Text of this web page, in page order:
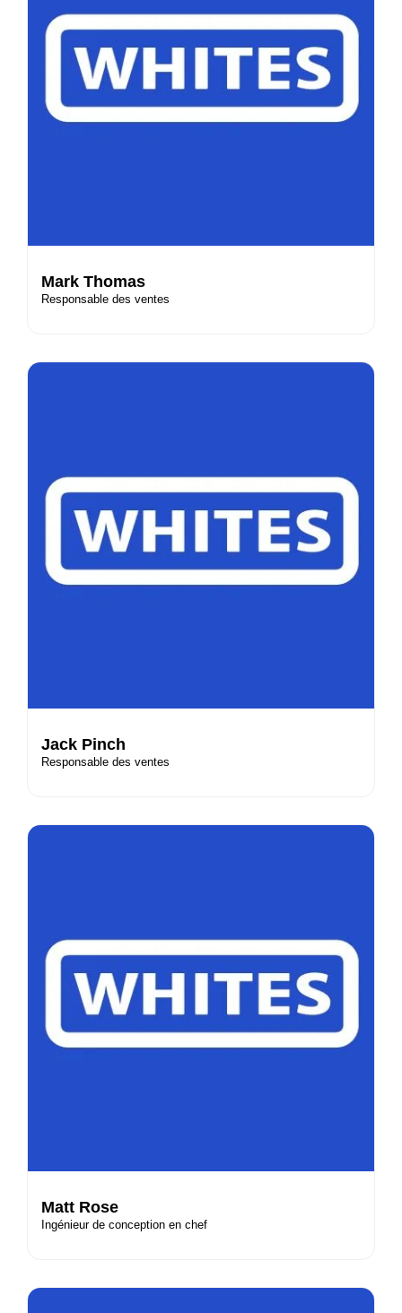
Mark Thomas
Responsable des ventes
Jack Pinch
Responsable des ventes
Matt Rose
Ingénieur de conception en chef